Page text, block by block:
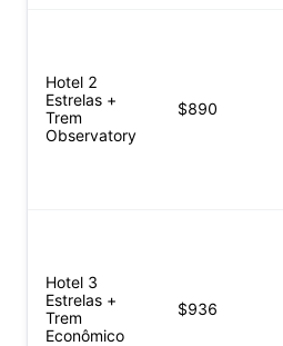
Hotel 2
Estrelas +
Trem
Observatory
$890
Hotel 3
Estrelas +
Trem
Econômico
$936